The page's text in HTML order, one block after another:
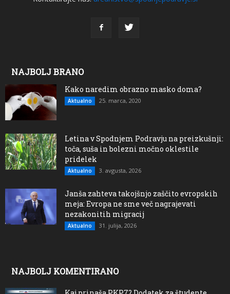
NAJBOLJ BRANO
Kako naredim obrazno masko doma?
Aktualno 25. marca, 2020
Letina v Spodnjem Podravju na preizkušnji:
toča, suša in bolezni močno oklestile
pridelek
Aktualno 3. avgusta, 2026
Janša zahteva takojšnjo zaščito evropskih
meja: Evropa ne sme več nagrajevati
nezakonitih migracij
Aktualno 31. julija, 2026
NAJBOLJ KOMENTIRANO